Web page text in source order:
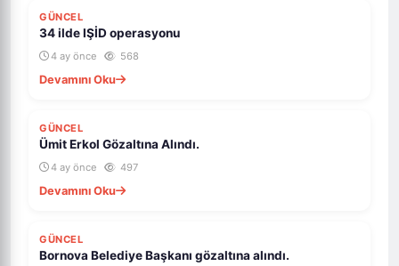
GÜNCEL
34 ilde IŞİD operasyonu
4 ay önce 568
Devamını Oku
GÜNCEL
Ümit Erkol Gözaltına Alındı.
4 ay önce 497
Devamını Oku
GÜNCEL
Bornova Belediye Başkanı gözaltına alındı.